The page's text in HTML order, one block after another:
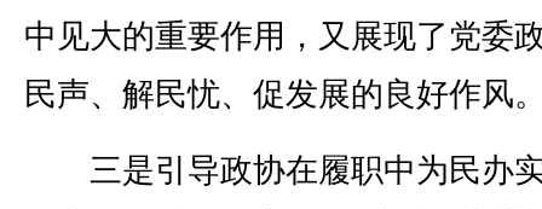
中见大的重要作用，又展现了党委
民声、解民忧、促发展的良好作风
三是引导政协在履职中为民办